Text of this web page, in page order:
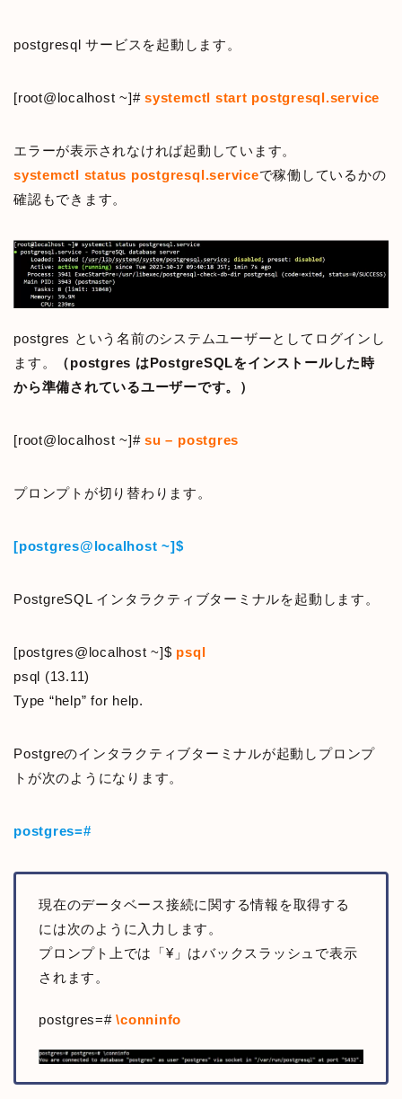
postgresql サービスを起動します。
[root@localhost ~]#systemctl start postgresql.service
エラーが表示されなければ起動しています。
systemctl status postgresql.serviceで稼働しているかの
確認もできます。
postgres という名前のシステムユーザーとしてログインし
ます。
（postgres はPostgreSQLをインストールした時
から準備されているユーザーです。）
[root@localhost ~]#su – postgres
プロンプトが切り替わります。
[postgres@localhost ~]$
PostgreSQL インタラクティブターミナルを起動します。
[postgres@localhost ~]$ psql
psql (13.11)
Type “help” for help.
Postgreのインタラクティブターミナルが起動しプロンプ
トが次のようになります。
postgres=#
現在のデータベース接続に関する情報を取得する
には次のように入力します。
プロンプト上では「¥」はバックスラッシュで表示
されます。
postgres=#\conninfo